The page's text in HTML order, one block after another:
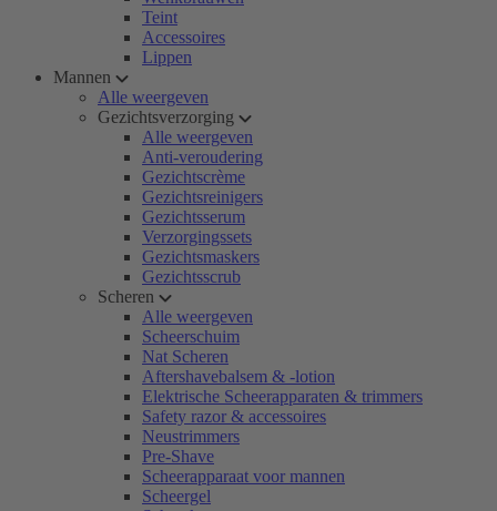
Teint
Accessoires
Lippen
Mannen
Alle weergeven
Gezichtsverzorging
Alle weergeven
Anti-veroudering
Gezichtscrème
Gezichtsreinigers
Gezichtsserum
Verzorgingssets
Gezichtsmaskers
Gezichtsscrub
Scheren
Alle weergeven
Scheerschuim
Nat Scheren
Aftershavebalsem & -lotion
Elektrische Scheerapparaten & trimmers
Safety razor & accessoires
Neustrimmers
Pre-Shave
Scheerapparaat voor mannen
Scheergel